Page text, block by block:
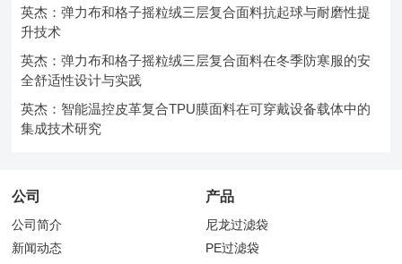
英杰：弹力布和格子摇粒绒三层复合面料抗起球与耐磨性提
升技术
英杰：弹力布和格子摇粒绒三层复合面料在冬季防寒服的安
全舒适性设计与实践
英杰：智能温控皮革复合TPU膜面料在可穿戴设备载体中的
集成技术研究
公司
公司简介
新闻动态
产品
尼龙过滤袋
PE过滤袋